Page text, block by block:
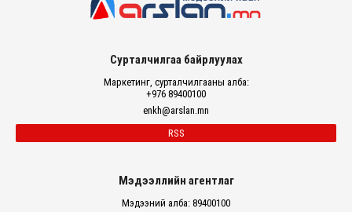
Сурталчилгаа байрлуулах
Маркетинг, сурталчилгааны алба:
+976 89400100
enkh@arslan.mn
RSS
Мэдээллийн агентлаг
Мэдээний алба: 89400100